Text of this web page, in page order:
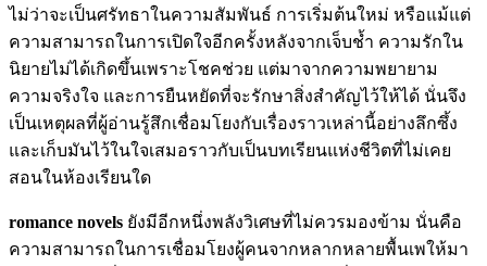
ไม่ว่าจะเป็นศรัทธาในความสัมพันธ์ การเริ่มต้นใหม่ หรือแม้แต่
ความสามารถในการเปิดใจอีกครั้งหลังจากเจ็บช้ำ ความรักใน
นิยายไม่ได้เกิดขึ้นเพราะโชคช่วย แต่มาจากความพยายาม
ความจริงใจ และการยืนหยัดที่จะรักษาสิ่งสำคัญไว้ให้ได้ นั่นจึง
เป็นเหตุผลที่ผู้อ่านรู้สึกเชื่อมโยงกับเรื่องราวเหล่านี้อย่างลึกซึ้ง
และเก็บมันไว้ในใจเสมอราวกับเป็นบทเรียนแห่งชีวิตที่ไม่เคย
สอนในห้องเรียนใด
romance novels ยังมีอีกหนึ่งพลังวิเศษที่ไม่ควรมองข้าม นั่นคือ
ความสามารถในการเชื่อมโยงผู้คนจากหลากหลายพื้นเพให้มา